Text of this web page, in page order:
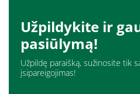
Užpildykite ir
pasiūlymą!
Užpildę paraišką, sužinosite tik
įsipareigojimas!